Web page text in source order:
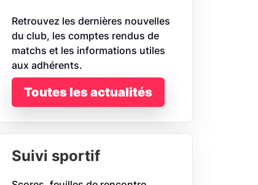
Retrouvez les dernières nouvelles
du club, les comptes rendus de
matchs et les informations utiles
aux adhérents.
Toutes les actualités
Suivi sportif